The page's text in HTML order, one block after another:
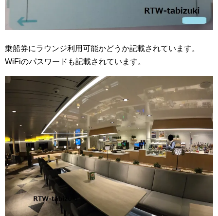
乗船券にラウンジ利用可能かどうか記載されています。
WiFiのパスワードも記載されています。